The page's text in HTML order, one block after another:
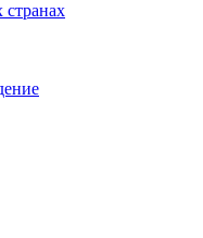
странах